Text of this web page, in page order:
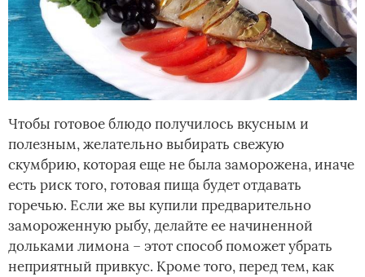
Чтобы готовое блюдо получилось вкусным и
полезным, желательно выбирать свежую
скумбрию, которая еще не была заморожена, иначе
есть риск того, готовая пища будет отдавать
горечью. Если же вы купили предварительно
замороженную рыбу, делайте ее начиненной
дольками лимона – этот способ поможет убрать
неприятный привкус. Кроме того, перед тем, как